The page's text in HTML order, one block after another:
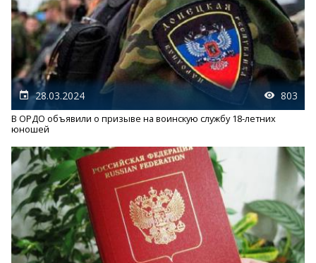
28.03.2024 803
В ОРДО объявили о призыве на воинскую службу 18-летних
юношей